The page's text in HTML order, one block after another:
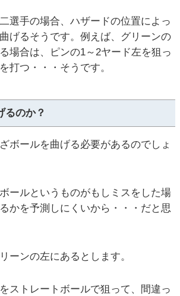
選手の場合、ハザードの位置によっ
げるそうです。例えば、グリーンの
場合は、ピンの1～2ヤード左を狙っ
打つ・・・そうです。
るのか？
ボールを曲げる必要があるのでしょ
ールというものがもしミスをした場
かを予測しにくいから・・・だと思
ーンの左にあるとします。
ストレートボールで狙って、間違っ